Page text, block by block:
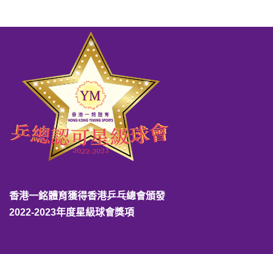
香港一銘體育獲得香港乒乓總會頒發
2022-2023年度星級球會獎項